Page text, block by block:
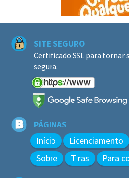
SITE SEGURO
Certificado SSL para tornar
segura.
PÁGINAS
Início Licenciamento
Sobre
Tiras Para